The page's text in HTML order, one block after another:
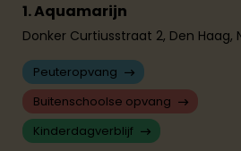
1. Aquamarijn
Donker Curtiusstraat 2, Den Haag,
Peuteropvang
Buitenschoolse opvang
Kinderdagverblijf